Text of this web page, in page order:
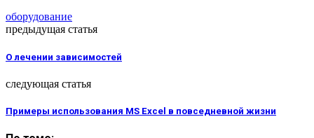
оборудование
предыдущая статья
О лечении зависимостей
следующая статья
Примеры использования MS Excel в повседневной жизни